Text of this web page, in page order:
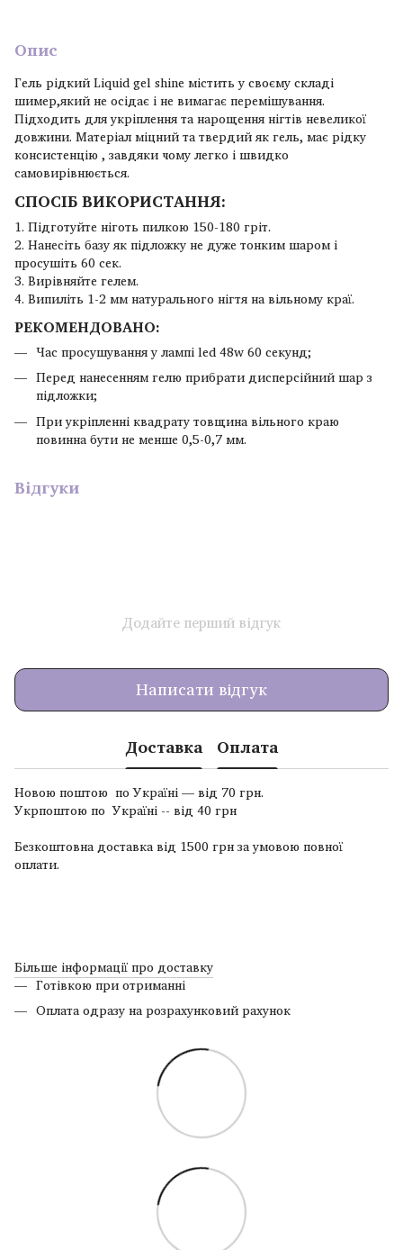
Опис
Гель рідкий Liquid gel shine містить у своєму складі
шимер,який не осідає і не вимагає перемішування.
Підходить для укріплення та нарощення нігтів невеликої
довжини. Матеріал міцний та твердий як гель, має рідку
консистенцію , завдяки чому легко і швидко
самовирівнюється.
СПОСІБ ВИКОРИСТАННЯ:
1. Підготуйте ніготь пилкою 150-180 гріт.
2. Нанесіть базу як підложку не дуже тонким шаром і
просушіть 60 сек.
3. Вирівняйте гелем.
4. Випиліть 1-2 мм натурального нігтя на вільному краї.
РЕКОМЕНДОВАНО:
Час просушування у лампі led 48w 60 секунд;
Перед нанесенням гелю прибрати дисперсійний шар з
підложки;
При укріпленні квадрату товщина вільного краю
повинна бути не менше 0,5-0,7 мм.
Відгуки
Додайте перший відгук
Написати відгук
Доставка Оплата
Новою поштою по Україні — від 70 грн.
Укрпоштою по Україні -- від 40 грн
Безкоштовна доставка від 1500 грн за умовою повної
оплати.
Більше інформації про доставку
Готівкою при отриманні
Оплата одразу на розрахунковий рахунок